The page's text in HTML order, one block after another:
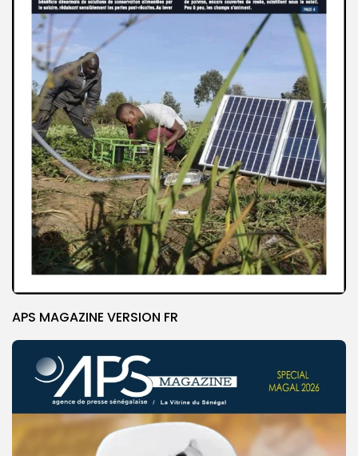
APS MAGAZINE VERSION FR